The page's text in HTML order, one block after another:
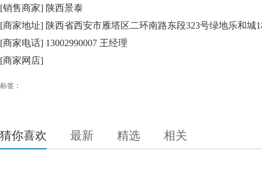
[销售商家] 陕西景泰
[商家地址] 陕西省西安市雁塔区二环南路东段323号绿地乐和城1
[商家电话] 13002990007 王经理
[商家网店]
标签：
猜你喜欢 最新 精选 相关